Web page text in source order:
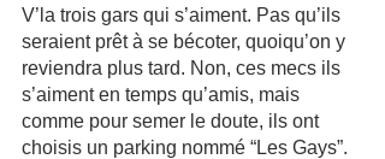
V’la trois gars qui s’aiment. Pas qu’ils
seraient prêt à se bécoter, quoiqu’on y
reviendra plus tard. Non, ces mecs ils
s’aiment en temps qu’amis, mais
comme pour semer le doute, ils ont
choisis un parking nommé “Les Gays”.